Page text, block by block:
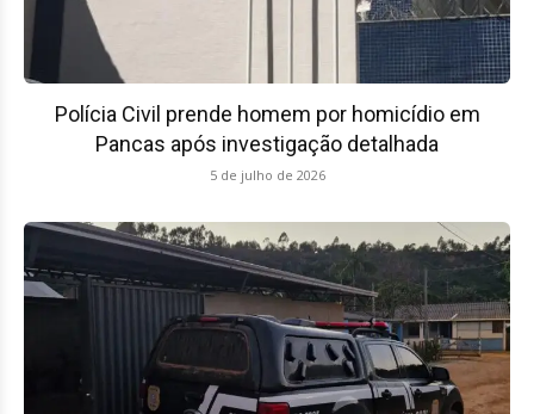
Polícia Civil prende homem por homicídio em
Pancas após investigação detalhada
5 de julho de 2026